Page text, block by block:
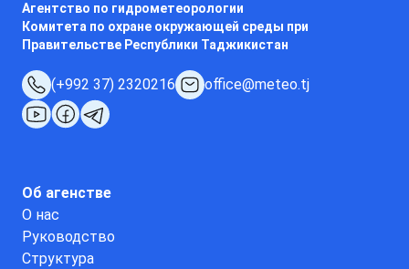
Агентство по гидрометеорологии
Комитета по охране окружающей среды при
Правительстве Республики Таджикистан
(+992 37) 2320216 office@meteo.tj
Об агенстве
О нас
Руководство
Структура